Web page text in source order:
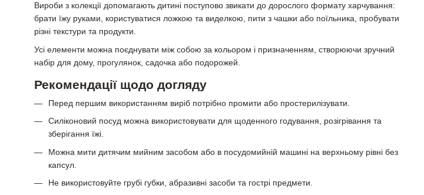
Вироби з колекції допомагають дитині поступово звикати до дорослого формату харчування:
брати їжу руками, користуватися ложкою та виделкою, пити з чашки або поїльника, пробувати
різні текстури та продукти.
Усі елементи можна поєднувати між собою за кольором і призначенням, створюючи зручний
набір для дому, прогулянок, садочка або подорожей.
Рекомендації щодо догляду
Перед першим використанням виріб потрібно промити або простерилізувати.
Силіконовий посуд можна використовувати для щоденного годування, розігрівання та
зберігання їжі.
Можна мити дитячим мийним засобом або в посудомийній машині на верхньому рівні без
капсул.
Не використовуйте грубі губки, абразивні засоби та гострі предмети.